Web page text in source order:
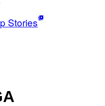
Stories